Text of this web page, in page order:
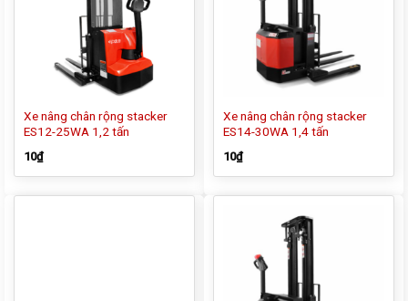
Xe nâng chân rộng stacker
ES12-25WA 1,2 tấn
10₫
Xe nâng chân rộng stacker
ES14-30WA 1,4 tấn
10₫